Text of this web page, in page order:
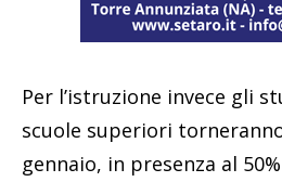
Per l’istruzione invece gli
scuole superiori
gennaio, in presenza al